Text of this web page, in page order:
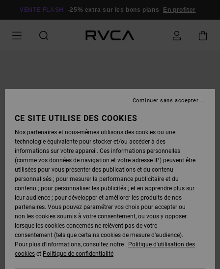
VENTE FLASH -25% extra sur les bons plans En profiter
CE SITE UTILISE DES COOKIES
Nos partenaires et nous-mêmes utilisons des cookies ou une
technologie équivalente pour stocker et/ou accéder à des
informations sur votre appareil. Ces informations personnelles
(comme vos données de navigation et votre adresse IP) peuvent être
utilisées pour vous présenter des publications et du contenu
personnalisés ; pour mesurer la performance publicitaire et du
contenu ; pour personnaliser les publicités ; et en apprendre plus sur
leur audience ; pour développer et améliorer les produits de nos
partenaires. Vous pouvez paramétrer vos choix pour accepter ou
non les cookies soumis à votre consentement, ou vous y opposer
lorsque les cookies concernés ne relèvent pas de votre
consentement (tels que certains cookies de mesure d’audience).
Pour plus d'informations, consultez notre : Politique d'utilisation des
cookies et Politique de confidentialité
Continuer sans accepter